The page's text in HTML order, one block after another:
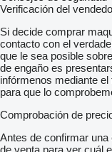
Verificación del
Si decide comprar
contacto con el
que le sea posible
de engaño es
infórmenos mediante
para que lo
Comprobación de
Antes de confirmar